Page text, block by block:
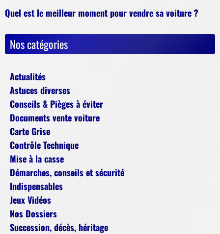
Quel est le meilleur moment pour vendre sa voiture ?
Nos catégories
Actualités
Astuces diverses
Conseils & Pièges à éviter
Documents vente voiture
Carte Grise
Contrôle Technique
Mise à la casse
Démarches, conseils et sécurité
Indispensables
Jeux Vidéos
Nos Dossiers
Succession, décès, héritage